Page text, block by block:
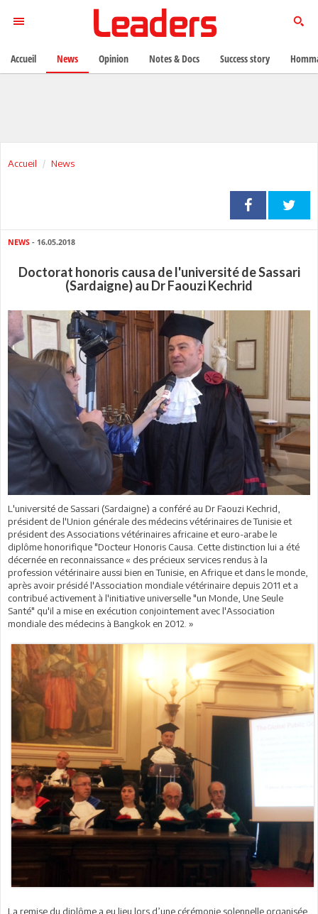
Accueil News
NEWS - 16.05.2018
Doctorat honoris causa de l'université de Sassari
(Sardaigne) au Dr Faouzi Kechrid
L'université de Sassari (Sardaigne) a conféré au Dr Faouzi Kechrid,
président de l'Union générale des médecins vétérinaires de Tunisie et
président des Associations vétérinaires africaine et euro-arabe le
diplôme honorifique "Docteur Honoris Causa. Cette distinction lui a été
décernée en reconnaissance « des précieux services rendus à la
profession vétérinaire aussi bien en Tunisie, en Afrique et dans le monde,
après avoir présidé l'Association mondiale vétérinaire depuis 2011 et a
contribué activement à l'initiative universelle "un Monde, Une Seule
Santé" qu'il a mise en exécution conjointement avec l'Association
mondiale des médecins à Bangkok en 2012. »
La remise du diplôme a eu lieu lors d’une cérémonie solennelle organisée
Accueil News Opinion Notes & Docs Success story